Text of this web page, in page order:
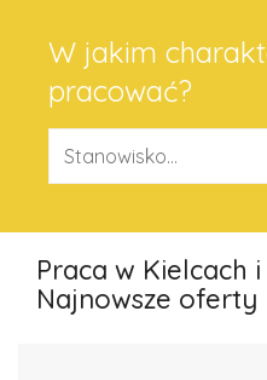
W jakim
pracować?
Praca w Kielcach
Najnowsze oferty